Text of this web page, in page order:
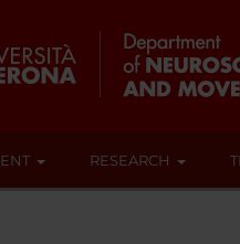
RESEARCH